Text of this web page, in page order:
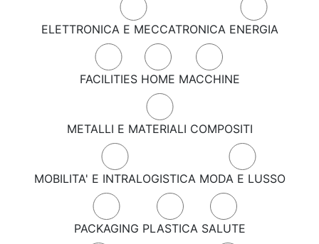
ELETTRONICA E MECCATRONICA ENERGIA
FACILITIES HOME MACCHINE
METALLI E MATERIALI COMPOSITI
MOBILITA' E INTRALOGISTICA MODA E LUSSO
PACKAGING PLASTICA SALUTE